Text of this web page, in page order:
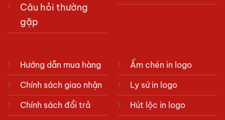
Câu hỏi thường
gặp
Hướng dẫn mua hàng
Chính sách giao nhận
Chính sách đổi trả
Ấm chén in logo
Ly sứ in logo
Hút lộc in logo